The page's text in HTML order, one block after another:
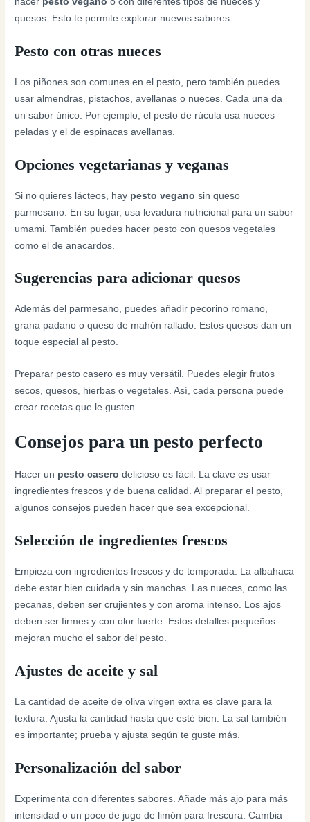
quesos. Esto te permite explorar nuevos sabores.
Pesto con otras nueces
Los piñones son comunes en el pesto, pero también puedes
usar almendras, pistachos, avellanas o nueces. Cada una da
un sabor único. Por ejemplo, el pesto de rúcula usa nueces
peladas y el de espinacas avellanas.
Opciones vegetarianas y veganas
Si no quieres lácteos, hay pesto vegano sin queso
parmesano. En su lugar, usa levadura nutricional para un sabor
umami. También puedes hacer pesto con quesos vegetales
como el de anacardos.
Sugerencias para adicionar quesos
Además del parmesano, puedes añadir pecorino romano,
grana padano o queso de mahón rallado. Estos quesos dan un
toque especial al pesto.
Preparar pesto casero es muy versátil. Puedes elegir frutos
secos, quesos, hierbas o vegetales. Así, cada persona puede
crear recetas que le gusten.
Consejos para un pesto perfecto
Hacer un pesto casero delicioso es fácil. La clave es usar
ingredientes frescos y de buena calidad. Al preparar el pesto,
algunos consejos pueden hacer que sea excepcional.
Selección de ingredientes frescos
Empieza con ingredientes frescos y de temporada. La albahaca
debe estar bien cuidada y sin manchas. Las nueces, como las
pecanas, deben ser crujientes y con aroma intenso. Los ajos
deben ser firmes y con olor fuerte. Estos detalles pequeños
mejoran mucho el sabor del pesto.
Ajustes de aceite y sal
La cantidad de aceite de oliva virgen extra es clave para la
textura. Ajusta la cantidad hasta que esté bien. La sal también
es importante; prueba y ajusta según te guste más.
Personalización del sabor
Experimenta con diferentes sabores. Añade más ajo para más
intensidad o un poco de jugo de limón para frescura. Cambia